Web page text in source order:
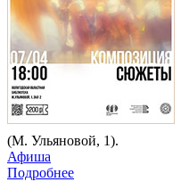
(М. Ульяновой, 1).
Афиша
Подробнее